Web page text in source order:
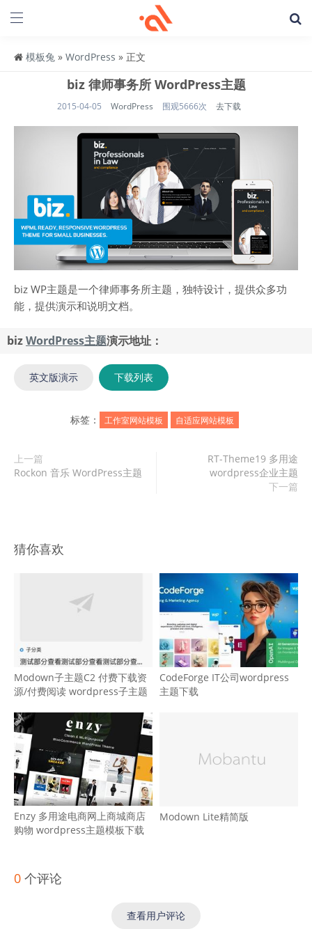
模板兔 » WordPress » 正文
biz 律师事务所 WordPress主题
2015-04-05 WordPress 围观5666次 去下载
biz WP主题是一个律师事务所主题，独特设计，提供众多功
能，提供演示和说明文档。
bizWordPress主题演示地址：
英文版演示 下载列表
标签： 工作室网站模板 自适应网站模板
上一篇
Rockon 音乐 WordPress主题
RT-Theme19 多用途
wordpress企业主题
下一篇
猜你喜欢
Modown子主题C2 付费下载资
源/付费阅读 wordpress子主题
CodeForge IT公司wordpress
主题下载
Enzy 多用途电商网上商城商店
购物 wordpress主题模板下载
Modown Lite精简版
0 个评论
查看用户评论